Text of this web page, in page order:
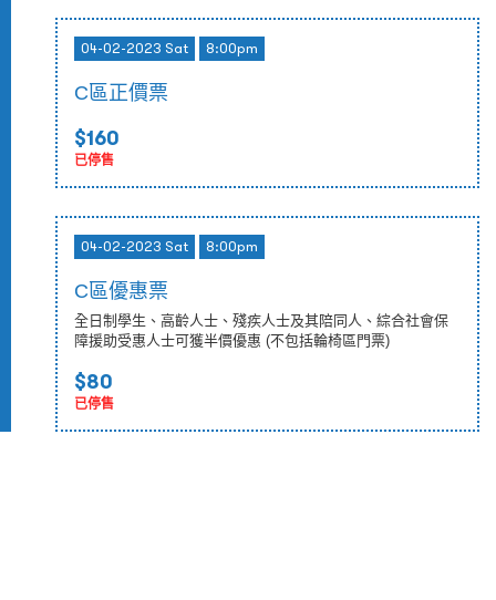
04-02-2023 Sat 8:00pm
C區正價票
$160
已停售
04-02-2023 Sat 8:00pm
C區優惠票
全日制學生、高齡人士、殘疾人士及其陪同人、綜合社會保
障援助受惠人士可獲半價優惠 (不包括輪椅區門票)
$80
已停售